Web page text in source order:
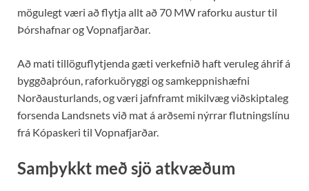
mögulegt væri að flytja allt að 70 MW raforku austur til
Þórshafnar og Vopnafjarðar.
Að mati tillöguflytjenda gæti verkefnið haft veruleg áhrif á
byggðaþróun, raforkuöryggi og samkeppnishæfni
Norðausturlands, og væri jafnframt mikilvæg viðskiptaleg
forsenda Landsnets við mat á arðsemi nýrrar flutningslínu
frá Kópaskeri til Vopnafjarðar.
Samþykkt með sjö atkvæðum